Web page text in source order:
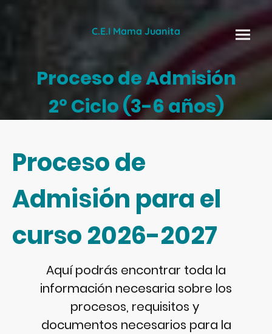
C.E.I Mama Juanita
Proceso de Admisión
2º Ciclo (3-6 años)
Proceso de
Admisión para el
curso 2026-2027
Aquí podrás encontrar toda la
información necesaria sobre los
procesos, requisitos y
documentos necesarios para la